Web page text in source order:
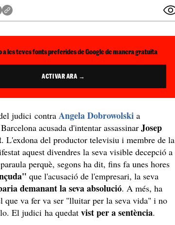
a les teves fonts preferides de Google de manera gratuïta
ACTIVAR ARA →
judici contraAngela Dobrowolski a
acusada d'intentar assassinarJosep
. L'exdona del productor televisiu i membre de la
aquest divendres la seva visible decepció a
perquè, segons ha dit, fins fa unes hores
que l'acusació de l'empresari, la seva
demanant la seva absolució. A més, ha
que va fer va ser "lluitar per la seva vida" i no
El judici ha quedatvist per a sentència.